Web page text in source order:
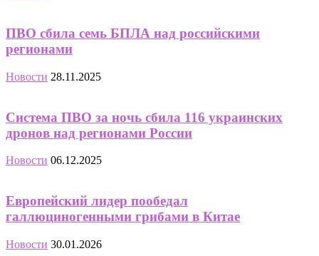
ПВО сбила семь БПЛА над российскими
регионами
Новости 28.11.2025
Система ПВО за ночь сбила 116 украинских
дронов над регионами России
Новости 06.12.2025
Европейский лидер пообедал
галлюциногенными грибами в Китае
Новости 30.01.2026